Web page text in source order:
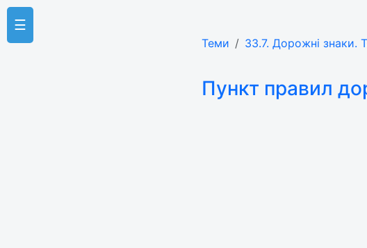
☰
Теми 33.7. Дорожні знаки.
Пункт правил